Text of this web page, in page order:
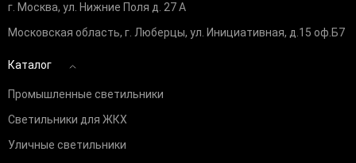
г. Москва, ул. Нижние Поля д. 27 А
Московская область, г. Люберцы, ул. Инициативная, д.15 оф.Б7
Каталог
Промышленные светильники
Светильники для ЖКХ
Уличные светильники